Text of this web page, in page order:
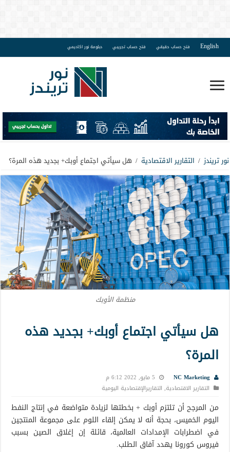
English فتح حساب حقيقي فتح حساب تجريبي دبلومة نور اكاديمي
نور تريندز / التقارير الاقتصادية / هل سيأتي اجتماع أوبك+ بجديد هذه المرة؟
منظمة الأوبك
هل سيأتي اجتماع أوبك+ بجديد هذه
المرة؟
NC Marketing
5 مايو, 2022 6:12 م
التقارير الاقتصادية, التقاريرالإقتصادية اليومية
من المرجح أن تلتزم أوبك + بخطتها لزيادة متواضعة في إنتاج النفط
اليوم الخميس، بحجة أنه لا يمكن إلقاء اللوم على مجموعة المنتجين
في اضطرابات الإمدادات العالمية، قائلة إن إغلاق الصين بسبب
فيروس كورونا يهدد آفاق الطلب.